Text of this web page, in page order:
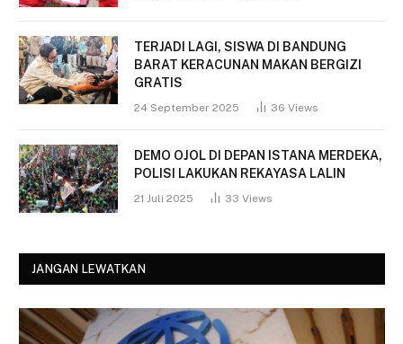
TERJADI LAGI, SISWA DI BANDUNG
BARAT KERACUNAN MAKAN BERGIZI
GRATIS
24 September 2025 36 Views
DEMO OJOL DI DEPAN ISTANA MERDEKA,
POLISI LAKUKAN REKAYASA LALIN
21 Juli 2025 33 Views
JANGAN LEWATKAN